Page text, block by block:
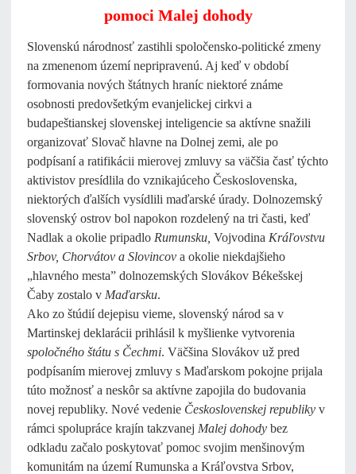
pomoci Malej dohody
Slovenskú národnosť zastihli spoločensko-politické zmeny
na zmenenom území nepripravenú. Aj keď v období
formovania nových štátnych hraníc niektoré známe
osobnosti predovšetkým evanjelickej cirkvi a
budapeštianskej slovenskej inteligencie sa aktívne snažili
organizovať Slovač hlavne na Dolnej zemi, ale po
podpísaní a ratifikácii mierovej zmluvy sa väčšia časť týchto
aktivistov presídlila do vznikajúceho Československa,
niektorých ďalších vysídlili maďarské úrady. Dolnozemský
slovenský ostrov bol napokon rozdelený na tri časti, keď
Nadlak a okolie pripadlo Rumunsku, Vojvodina Kráľovstvu
Srbov, Chorvátov a Slovincov a okolie niekdajšieho
„hlavného mesta” dolnozemských Slovákov Békešskej
Čaby zostalo v Maďarsku.
Ako zo štúdií dejepisu vieme, slovenský národ sa v
Martinskej deklarácii prihlásil k myšlienke vytvorenia
spoločného štátu s Čechmi. Väčšina Slovákov už pred
podpísaním mierovej zmluvy s Maďarskom pokojne prijala
túto možnosť a neskôr sa aktívne zapojila do budovania
novej republiky. Nové vedenie Československej republiky v
rámci spolupráce krajín takzvanej Malej dohody bez
odkladu začalo poskytovať pomoc svojim menšinovým
komunitám na území Rumunska a Kráľovstva Srbov,